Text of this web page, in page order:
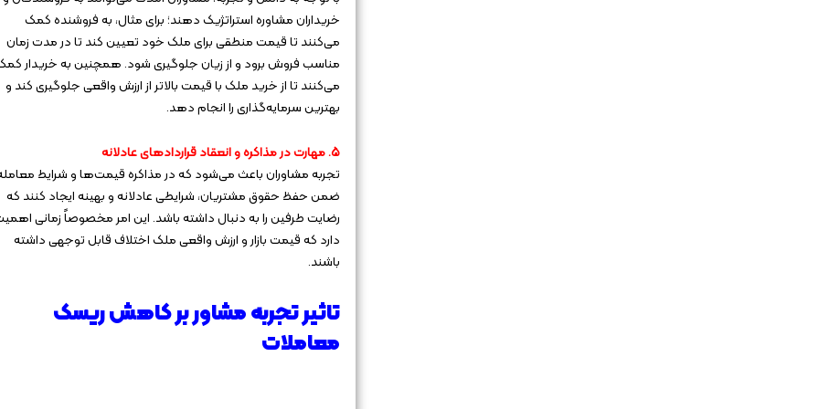
خریداران مشاوره استراتژیک دهند؛ برای مثال، به فروشنده کمک
می‌کنند تا قیمت منطقی برای ملک خود تعیین کند تا در مدت زمان
مناسب فروش برود و از زیان جلوگیری شود. همچنین به خریدار
می‌کنند تا از خرید ملک با قیمت بالاتر از ارزش واقعی جلوگیری کند و
بهترین سرمایه‌گذاری را انجام دهد.
۵. مهارت در مذاکره و انعقاد قراردادهای عادلانه
تجربه مشاوران باعث می‌شود که در مذاکره قیمت‌ها و شرایط
ضمن حفظ حقوق مشتریان، شرایطی عادلانه و بهینه ایجاد کنند که
رضایت طرفین را به دنبال داشته باشد. این امر مخصوصاً زمانی
دارد که قیمت بازار و ارزش واقعی ملک اختلاف قابل توجهی داشته
باشند.
تاثیر تجربه مشاور بر کاهش ریسک
معاملات